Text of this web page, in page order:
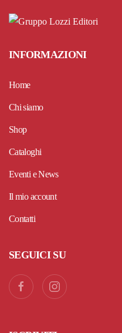
INFORMAZIONI
Home
Chi siamo
Shop
Cataloghi
Eventi e News
Il mio account
Contatti
SEGUICI SU